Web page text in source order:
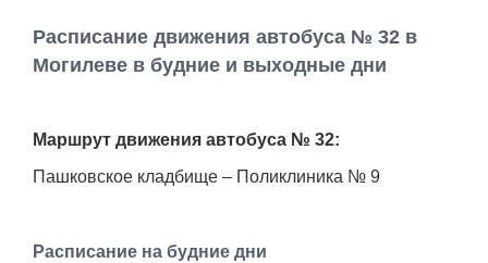
Работа
Объявления
Расписание движения автобуса № 32 в
Могилеве в будние и выходные дни
Маршрут движения автобуса № 32:
Пашковское кладбище – Поликлиника № 9
Расписание на будние дни